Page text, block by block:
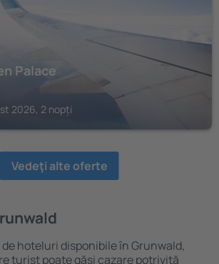
Palace
2026, 2 nopți
Vedeţi alte oferte
hoteluri disponibile în Grunwald,
turist poate găsi cazare potrivită